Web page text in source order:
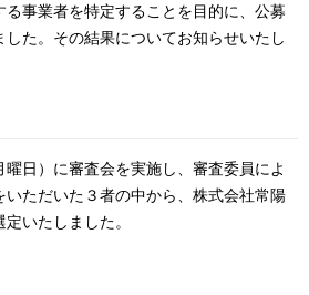
事業者を特定することを目的に、公募
た。その結果についてお知らせいたし
日）に審査会を実施し、審査委員によ
いただいた３者の中から、株式会社常陽
いたしました。